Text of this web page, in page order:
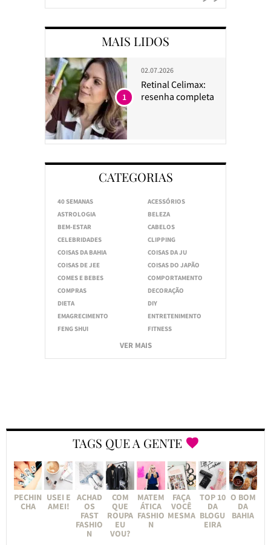
MAIS LIDOS
02.07.2026
Retinal Celimax:
resenha completa
1
CATEGORIAS
40 SEMANAS
ACESSÓRIOS
ASTROLOGIA
BELEZA
BEM-ESTAR
CABELOS
CELEBRIDADES
CLIPPING
COISAS DA BAHIA
COISAS DA JU
COISAS DE JEE
COISAS DO JAPÃO
COMES E BEBES
COMPORTAMENTO
COMPRAS
DECORAÇÃO
DIETA
DIY
EMAGRECIMENTO
ENTRETENIMENTO
FENG SHUI
FITNESS
VER MAIS
TAGS QUE A GENTE
PECHIN
CHA
USEI E
AMEI!
ACHAD
OS
FAST
FASHIO
N
COM
QUE
ROUPA
EU
VOU?
MATEM
ÁTICA
FASHIO
N
FAÇA
VOCÊ
MESMA
TOP 10
DA
BLOGU
EIRA
O BOM
DA
BAHIA